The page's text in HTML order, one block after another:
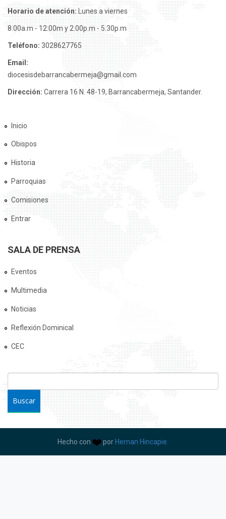
Horario de atención:Lunes a viernes
8:00a.m - 12:00m y 2:00p.m - 5:30p.m
Teléfono: 3028627765
Email:
diocesisdebarrancabermeja@gmail.com
Dirección: Carrera 16 N. 48-19, Barrancabermeja, Santander.
Inicio
Obispos
Historia
Parroquias
Comisiones
Entrar
SALA DE PRENSA
Eventos
Multimedia
Noticias
Reflexión Dominical
CEC
FORMULARIO DE BÚSQUEDA
Hecho con por Hernan Hincapie.